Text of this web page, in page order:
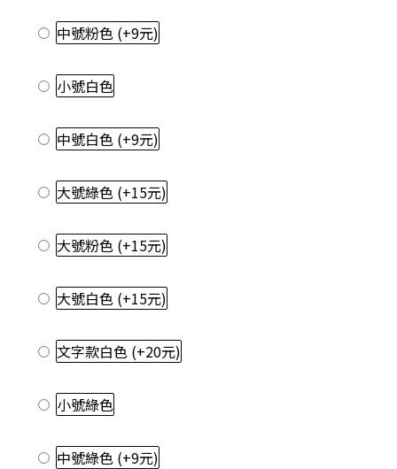
中號粉色 (+9元)
小號白色
中號白色 (+9元)
大號綠色 (+15元)
大號粉色 (+15元)
大號白色 (+15元)
文字款白色 (+20元)
小號綠色
中號綠色 (+9元)